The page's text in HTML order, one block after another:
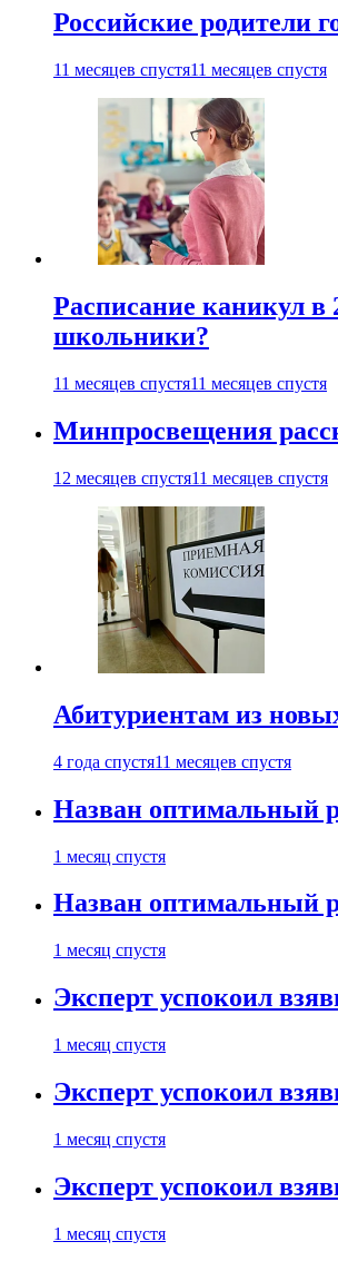
Российские родители
11 месяцев спустя11 месяцев спустя
Расписание каникул в
школьники?
11 месяцев спустя11 месяцев спустя
Минпросвещения
12 месяцев спустя11 месяцев спустя
Абитуриентам из
4 года спустя11 месяцев спустя
Назван оптимальный
1 месяц спустя
Назван оптимальный
1 месяц спустя
Эксперт успокоил
1 месяц спустя
Эксперт успокоил
1 месяц спустя
Эксперт успокоил
1 месяц спустя